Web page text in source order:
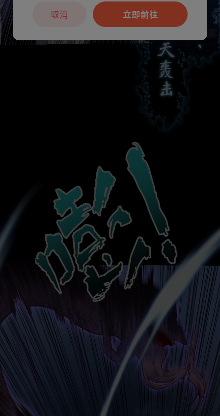
立即前往
取消